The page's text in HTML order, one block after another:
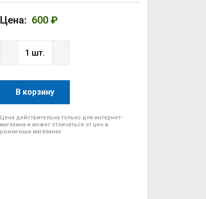
Цена: 600 ₽
В корзину
Цена действительна только для интернет-
магазина и может отличаться от цен в
розничных магазинах